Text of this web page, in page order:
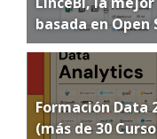
basada en Open
Formación Data
(más de 30